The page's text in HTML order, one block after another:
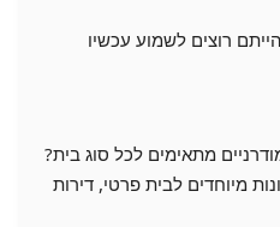
מתאימים לכל סוג בית?
מיוחדים לבית פרטי, דירות